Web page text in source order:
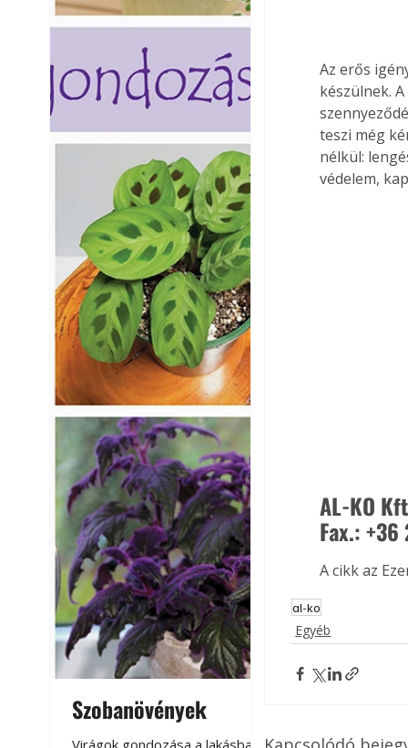
Szobanövények
teraszon,
Az erős
készülnek.
teszi még
nélkül:
védelem,
AL-KO
Fax.:
A cikk az
al-ko
Egyéb